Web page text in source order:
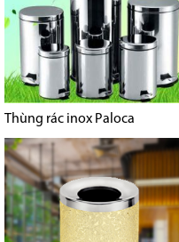
Thùng rác inox Paloca